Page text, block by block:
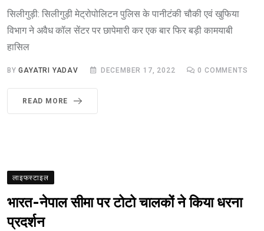
सिलीगुड़ी: सिलीगुड़ी मेट्रोपोलिटन पुलिस के पानीटंकी चौकी एवं खुफिया
विभाग ने अवैध कॉल सेंटर पर छापेमारी कर एक बार फिर बड़ी कामयाबी
हासिल
BYGAYATRI YADAV DECEMBER 17, 2022 0 COMMENTS
READ MORE
लाइफस्टाइल
भारत-नेपाल सीमा पर टोटो चालकों ने किया धरना
प्रदर्शन